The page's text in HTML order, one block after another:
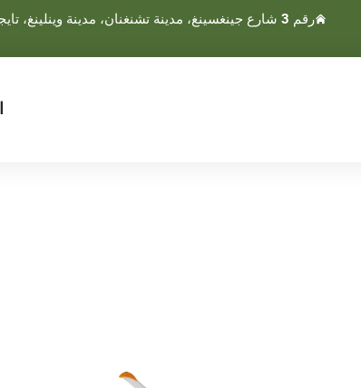
رقم 3 شارع جينغسينغ، مدينة تشنغنان، مدينة وينلينغ، تايجو، تشجيانغ، الصين